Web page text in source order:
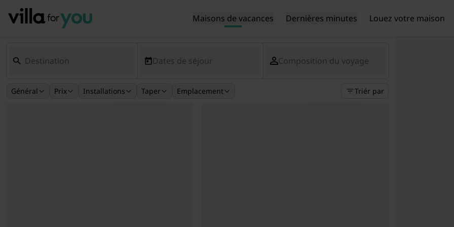
Maisons de vacances Dernières minutes Louez votre maison
Dates de séjour Composition du voyage
Général Prix Installations Taper Emplacement Triér par